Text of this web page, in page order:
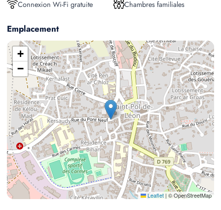
Connexion Wi-Fi gratuite
Chambres familiales
Emplacement
+
−
Leaflet | © OpenStreetMap